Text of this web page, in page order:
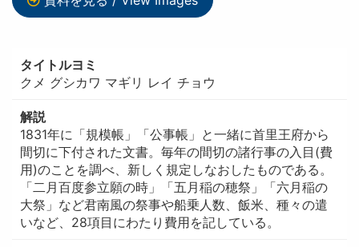
タイトルヨミ
クメ グシカワ マギリ レイ チョウ
解説
1831年に「規模帳」「公事帳」と一緒に首里王府から
間切に下付された文書。毎年の間切の諸行事の入目(費
用)のことを調べ、新しく規定しなおしたものである。
「二月百度参立願の時」「五月稲の穂祭」「六月稲の
大祭」など君南風の祭事や船乗人数、飯米、種々の遣
いなど、28項目にわたり費用を記している。